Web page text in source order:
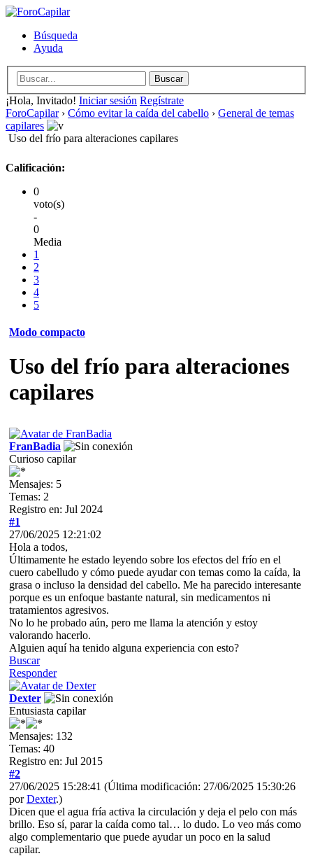
Búsqueda
Ayuda
¡Hola, Invitado! Iniciar sesión Regístrate
ForoCapilar› Cómo evitar la caída del cabello › General de temas
capilares
Uso del frío para alteraciones capilares
Calificación:
0
voto(s)
-
0
Media
1
2
3
4
5
Modo compacto
Uso del frío para alteraciones
capilares
FranBadia
Curioso capilar
Mensajes: 5
Temas: 2
Registro en: Jul 2024
#1
27/06/2025 12:21:02
Hola a todos,
Últimamente he estado leyendo sobre los efectos del frío en el
cuero cabelludo y cómo puede ayudar con temas como la caída, la
grasa o incluso la densidad del cabello. Me ha parecido interesante
porque es un enfoque bastante natural, sin medicamentos ni
tratamientos agresivos.
No lo he probado aún, pero me llama la atención y estoy
valorando hacerlo.
Alguien aquí ha tenido alguna experiencia con esto?
Buscar
Responder
Dexter
Entusiasta capilar
Mensajes: 132
Temas: 40
Registro en: Jul 2015
#2
27/06/2025 15:28:41 (Última modificación: 27/06/2025 15:30:26
porDexter.)
Dicen que el agua fría activa la circulación y deja el pelo con más
brillo. Eso sí, parar la caída como tal… lo dudo. Lo veo más como
algo complementario que puede ayudar un poco en la salud
capilar.